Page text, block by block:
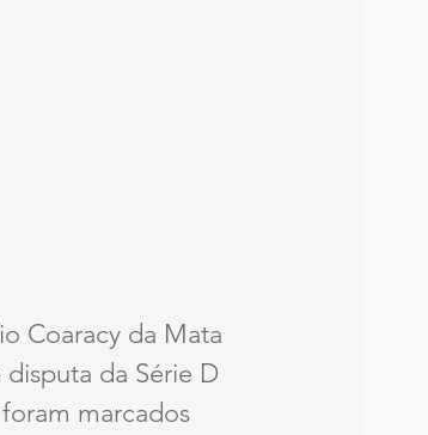
Coaracy da Mata
da Série D
marcados